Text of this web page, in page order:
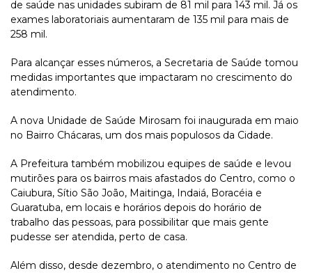
de saúde nas unidades subiram de 81 mil para 143 mil. Já os
exames laboratoriais aumentaram de 135 mil para mais de
258 mil.
Para alcançar esses números, a Secretaria de Saúde tomou
medidas importantes que impactaram no crescimento do
atendimento.
A nova Unidade de Saúde Mirosam foi inaugurada em maio
no Bairro Chácaras, um dos mais populosos da Cidade.
A Prefeitura também mobilizou equipes de saúde e levou
mutirões para os bairros mais afastados do Centro, como o
Caiubura, Sítio São João, Maitinga, Indaiá, Boracéia e
Guaratuba, em locais e horários depois do horário de
trabalho das pessoas, para possibilitar que mais gente
pudesse ser atendida, perto de casa.
Além disso, desde dezembro, o atendimento no Centro de